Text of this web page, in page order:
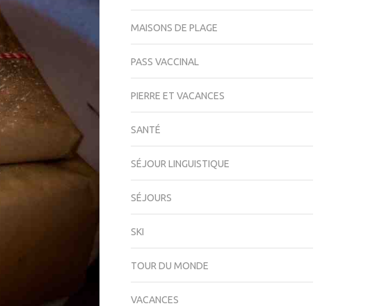
MAISONS DE PLAGE
PASS VACCINAL
PIERRE ET VACANCES
SANTÉ
SÉJOUR LINGUISTIQUE
SÉJOURS
SKI
TOUR DU MONDE
VACANCES